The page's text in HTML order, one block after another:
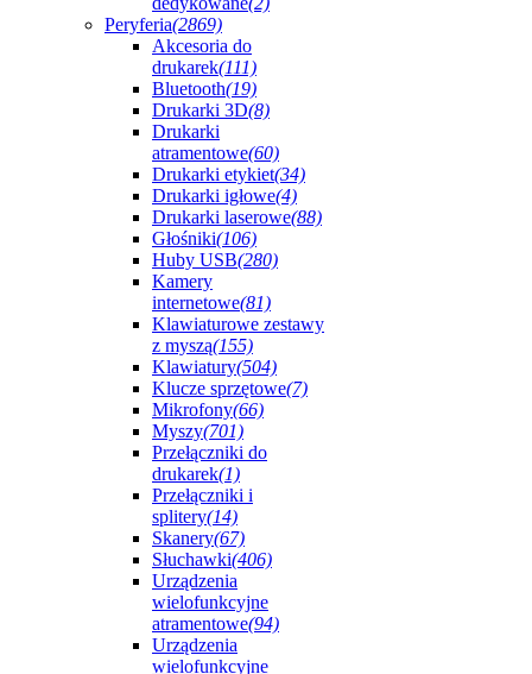
Peryferia(2869)
Akcesoria do
drukarek(111)
Bluetooth(19)
Drukarki 3D(8)
Drukarki
atramentowe(60)
Drukarki etykiet(34)
Drukarki igłowe(4)
Drukarki laserowe(88)
Głośniki(106)
Huby USB(280)
Kamery
internetowe(81)
Klawiaturowe zestawy
z myszą(155)
Klawiatury(504)
Klucze sprzętowe(7)
Mikrofony(66)
Myszy(701)
Przełączniki do
drukarek(1)
Przełączniki i
splitery(14)
Skanery(67)
Słuchawki(406)
Urządzenia
wielofunkcyjne
atramentowe(94)
Urządzenia
wielofunkcyjne